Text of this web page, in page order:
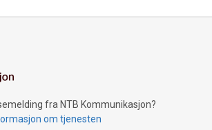
fra NTB Kommunikasjon?
om tjenesten